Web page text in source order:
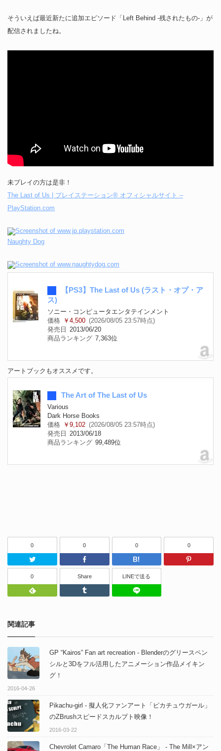
そういえば最近新たに追加エピソード「Left Behind ‐残されたもの‐」が
配信されましたね。
未プレイの方は是非！
The Last of Us | プレイステーション® オフィシャルサイト –
PlayStation.com
Naughty Dog
【PS3】The Last of Us (ラスト・オブ・ア
ス)
ソニー・コンピュータエンタテインメント
価格
￥4,500 (2026/08/05 23:57時点)
発売日
2013/06/20
商品ランキング 7,363位
アートブックもオススメです。
The Art of The Last of Us
Various
Dark Horse Books
価格
￥9,102 (2026/08/05 23:57時点)
発売日
2013/06/18
商品ランキング 99,489位
0
Twitter
0
Facebook
0
はてなブッ
0
0
Feedly
Share
Tumblr
LINEで送る
関連記事
GP “Kairos” Fan art recreation - Blenderのグリースペン
シルと3Dをフル活用したアニメーション作品メイキン
グ！
2016-04-26
Pikaсhu-girl - 擬人化ファンアート「ピカチュウガール」
のZBrushスピードスカルプト映像！
2016-03-22
Chevrolet Camaro「The Human Race」 - The Mill×アン